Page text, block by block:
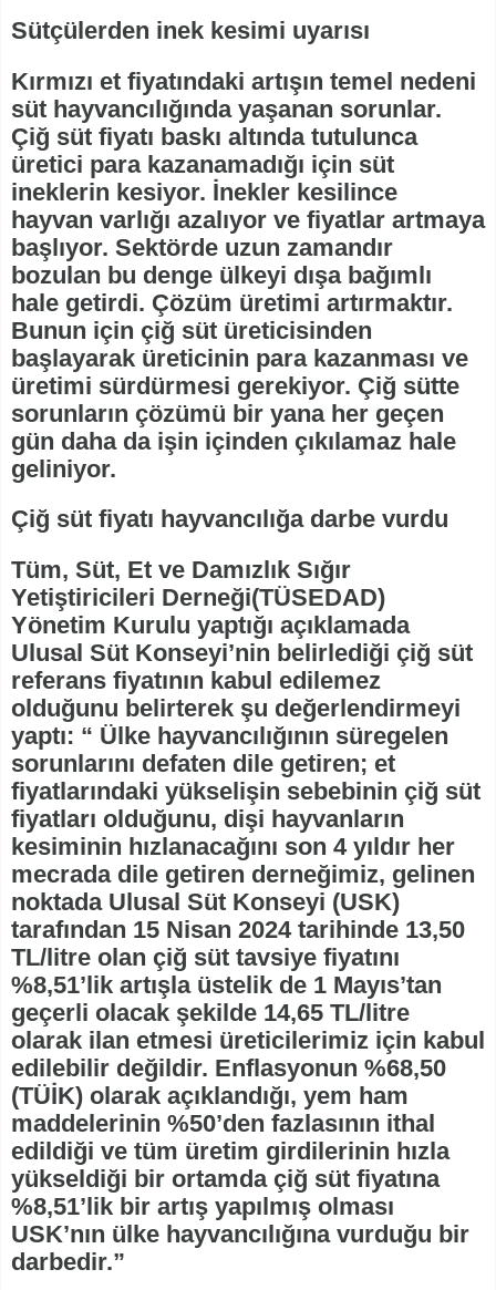
Sütçülerden inek kesimi uyarısı
Kırmızı et fiyatındaki artışın temel nedeni
süt hayvancılığında yaşanan sorunlar.
Çiğ süt fiyatı baskı altında tutulunca
üretici para kazanamadığı için süt
ineklerin kesiyor. İnekler kesilince
hayvan varlığı azalıyor ve fiyatlar artmaya
başlıyor. Sektörde uzun zamandır
bozulan bu denge ülkeyi dışa bağımlı
hale getirdi. Çözüm üretimi artırmaktır.
Bunun için çiğ süt üreticisinden
başlayarak üreticinin para kazanması ve
üretimi sürdürmesi gerekiyor. Çiğ sütte
sorunların çözümü bir yana her geçen
gün daha da işin içinden çıkılamaz hale
geliniyor.
Çiğ süt fiyatı hayvancılığa darbe vurdu
Tüm, Süt, Et ve Damızlık Sığır
Yetiştiricileri Derneği(TÜSEDAD)
Yönetim Kurulu yaptığı açıklamada
Ulusal Süt Konseyi’nin belirlediği çiğ süt
referans fiyatının kabul edilemez
olduğunu belirterek şu değerlendirmeyi
yaptı: “ Ülke hayvancılığının süregelen
sorunlarını defaten dile getiren; et
fiyatlarındaki yükselişin sebebinin çiğ süt
fiyatları olduğunu, dişi hayvanların
kesiminin hızlanacağını son 4 yıldır her
mecrada dile getiren derneğimiz, gelinen
noktada Ulusal Süt Konseyi (USK)
tarafından 15 Nisan 2024 tarihinde 13,50
TL/litre olan çiğ süt tavsiye fiyatını
%8,51’lik artışla üstelik de 1 Mayıs’tan
geçerli olacak şekilde 14,65 TL/litre
olarak ilan etmesi üreticilerimiz için kabul
edilebilir değildir. Enflasyonun %68,50
(TÜİK) olarak açıklandığı, yem ham
maddelerinin %50’den fazlasının ithal
edildiği ve tüm üretim girdilerinin hızla
yükseldiği bir ortamda çiğ süt fiyatına
%8,51’lik bir artış yapılmış olması
USK’nın ülke hayvancılığına vurduğu bir
darbedir.”